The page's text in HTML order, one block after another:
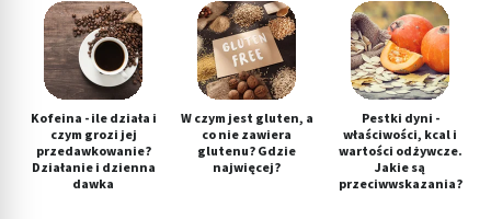
Kofeina - ile działa i
czym grozi jej
przedawkowanie?
Działanie i dzienna
dawka
W czym jest gluten, a
co nie zawiera
glutenu? Gdzie
najwięcej?
Pestki dyni -
właściwości, kcal i
wartości odżywcze.
Jakie są
przeciwwskazania?